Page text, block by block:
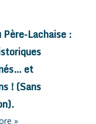
Père-Lachaise :
et
! (Sans
»